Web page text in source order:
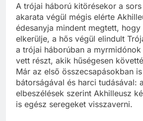
A trójai háború kitörésekor a
akarata végül mégis elérte
édesanyja mindent megtett,
elkerülje, a hős végül elindult
a trójai háborúban a
vett részt, akik hűségesen
Már az első összecsapásokban
bátorságával és harci tudásával:
elbeszélések szerint Akhilleusz
is egész seregeket visszaverni.